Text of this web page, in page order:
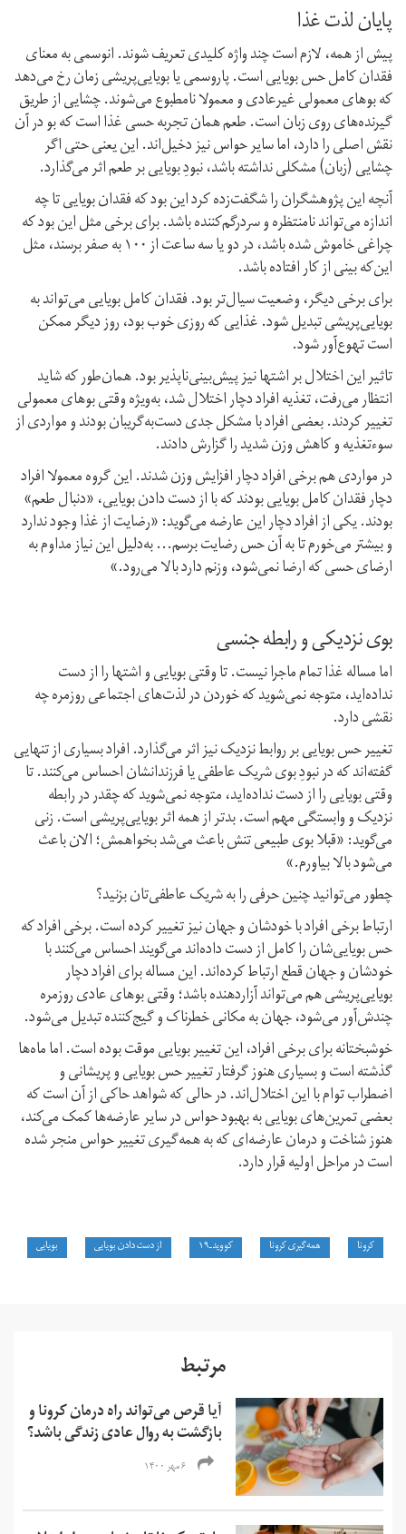
پایان لذت غذا
پیش از همه، لازم است چند واژه کلیدی تعریف شوند. انوسمی به معنای
فقدان کامل حس بویایی است. پاروسمی یا بویایی‌پریشی زمان رخ می‌دهد
که بوهای معمولی غیرعادی و معمولا نامطبوع می‌شوند. چشایی از طریق
گیرنده‌های روی زبان است. طعم همان تجربه حسی غذا است که بو در آن
نقش اصلی را دارد، اما سایر حواس نیز دخیل‌اند. این یعنی حتی اگر
چشایی (زبان) مشکلی نداشته باشد، نبودِ بویایی بر طعم اثر می‌گذارد.
آنچه این پژوهشگران را شگفت‌زده کرد این بود که فقدان بویایی تا چه
اندازه می‌تواند نامنتظره و سردرگم‌کننده باشد. برای برخی مثل این بود که
چراغی خاموش شده باشد، در دو یا سه ساعت از ۱۰۰ به صفر برسند، مثل
این‌که بینی از کار افتاده باشد.
برای برخی دیگر، وضعیت سیال‌تر بود. فقدان کامل بویایی می‌تواند به
بویایی‌پریشی تبدیل شود. غذایی که روزی خوب بود، روز دیگر ممکن
است تهوع‌آور شود.
تاثیر این اختلال بر اشتها نیز پیش‌بینی‌ناپذیر بود. همان‌طور که شاید
انتظار می‌رفت، تغذیه افراد دچار اختلال شد، به‌ویژه وقتی بوهای معمولی
تغییر کردند. بعضی افراد با مشکل جدی دست‌به‌گریبان بودند و مواردی از
سوءتغذیه و کاهش وزن شدید را گزارش دادند.
در مواردی هم برخی افراد دچار افزایش وزن شدند. این‌ گروه معمولا افراد
دچار فقدان کامل بویایی بودند که با از دست دادن بویایی، «دنبال طعم»
بودند. یکی از افراد دچار این عارضه می‌گوید: «رضایت از غذا وجود ندارد
و بیشتر می‌خورم تا به آن حس رضایت برسم… به‌دلیل این نیاز مداوم به
ارضای حسی که ارضا نمی‌شود، وزنم دارد بالا می‌رود.»
بوی نزدیکی و رابطه جنسی
اما مساله غذا تمام ماجرا نیست. تا وقتی بویایی و اشتها را از دست
نداده‌اید، متوجه نمی‌شوید که خوردن در لذت‌های اجتماعی روزمره چه
نقشی دارد.
تغییر حس بویایی بر روابط نزدیک نیز اثر می‌گذارد. افراد بسیاری از تنهایی
گفته‌اند که در نبودِ بوی شریک عاطفی یا فرزندانشان احساس می‌کنند. تا
وقتی بویایی را از دست نداده‌اید، متوجه نمی‌شوید که چقدر در رابطه
نزدیک و وابستگی مهم است. بدتر از همه اثر بویایی‌پریشی است. زنی
می‌گوید: «قبلا بوی طبیعی تنش باعث می‌شد بخواهمش؛ الان باعث
می‌شود بالا بیاورم.»
چطور می‌توانید چنین حرفی را به شریک عاطفی‌تان بزنید؟
ارتباط برخی افراد با خودشان و جهان نیز تغییر کرده است. برخی افراد که
حس بویایی‌شان را کامل از دست داده‌اند می‌گویند احساس می‌کنند با
خودشان و جهان قطع ارتباط کرده‌اند. این مساله برای افراد دچار
بویایی‌پریشی هم می‌تواند آزاردهنده باشد؛ وقتی بوهای عادی روزمره
چندش‌آور می‌شود، جهان به مکانی خطرناک و گیج‌کننده تبدیل می‌شود.
خوشبختانه برای برخی افراد، این تغییر بویایی موقت بوده است. اما ماه‌ها
گذشته است و بسیاری هنوز گرفتار تغییر حس بویایی و پریشانی و
اضطراب توام با این اختلال‌اند. در حالی که شواهد حاکی از آن است که
بعضی تمرین‌های بویایی به بهبود حواس در سایر عارضه‌ها کمک می‌کند،
هنوز شناخت و درمان عارضه‌ای که به همه‌گیری تغییر حواس منجر شده
است در مراحل اولیه قرار دارد.
کرونا همه‌گیری کرونا کووید‌ـ‌۱۹ از دست دادن بویایی بویایی
مرتبط
آیا قرص‌‌ می‌تواند راه درمان کرونا و
بازگشت به روال عادی زندگی باشد؟
۶ مهر ۱۴۰۰